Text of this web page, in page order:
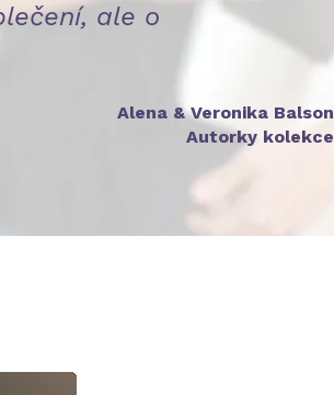
ale o
Alena & Veronika Balson
Autorky kolekce